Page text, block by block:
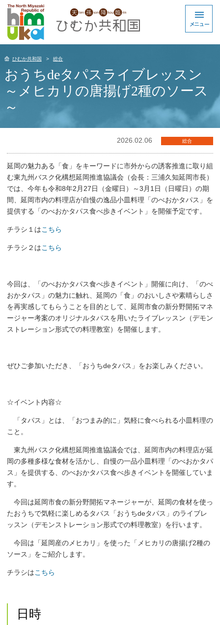
ひむか共和国 総合
おうちdeタパスライブレッスン
～メヒカリの唐揚げ2種のソース
～
2026.02.06 総合
延岡の魅力ある「食」をキーワードに市外からの誘客推進に取り組
む東九州バスク化構想延岡推進協議会（会長：三浦久知延岡市長）
では、今年も令和8年2月27日（金曜日）～3月1日（日曜日）の期
間、延岡市内の料理店が自慢の逸品小皿料理「のべおかタパス」を
提供する「のべおかタパス食べ歩きイベント」を開催予定です。
チラシ１はこちら
チラシ２はこちら
今回は、「のべおかタパス食べ歩きイベント」開催に向け、「のべ
おかタパス」の魅力に触れ、延岡の「食」のおいしさや素晴らしさ
を再実感してもらうことを目的として、延岡市食の新分野開拓マネ
ージャー考案のオリジナルタパスを用いたライブレッスン（デモン
ストレーション形式での料理教室）を開催します。
ぜひご参加いただき、「おうちdeタパス」をお楽しみください。
☆イベント内容☆
「タパス」とは、「おつまみ的に」気軽に食べられる小皿料理の
こと。
東九州バスク化構想延岡推進協議会では、延岡市内の料理店が延
岡の多種多様な食材を活かし、自慢の一品小皿料理「のべおかタパ
ス」を提供する、のべおかタパス食べ歩きイベントを開催していま
す。
今回は延岡市食の新分野開拓マネージャーが、延岡の食材を使っ
たおうちで気軽に楽しめるタパス「おうちdeタパス」のライブレ
ッスン（デモンストレーション形式での料理教室）を行います。
今回は「延岡産のメヒカリ」を使った「メヒカリの唐揚げ2種の
ソース」をご紹介します。
チラシはこちら
日時